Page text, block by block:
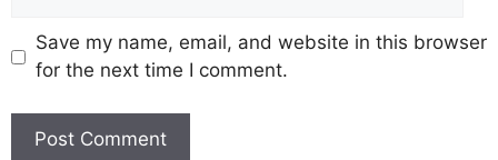
Save my name, email, and website in this browser
for the next time I comment.